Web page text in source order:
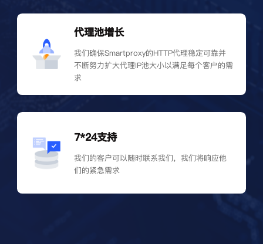
代理池增长
我们确保Smartproxy的HTTP代理稳定可靠并
不断努力扩大代理IP池大小以满足每个客户的需
求
7*24支持
我们的客户可以随时联系我们，我们将响应他
们的紧急需求